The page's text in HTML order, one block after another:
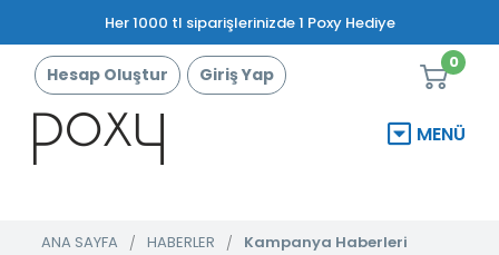
Her 1000 tl siparişlerinizde 1 Poxy Hediye
Hesap Oluştur Giriş Yap
0
MENÜ
ANA SAYFA HABERLER Kampanya Haberleri